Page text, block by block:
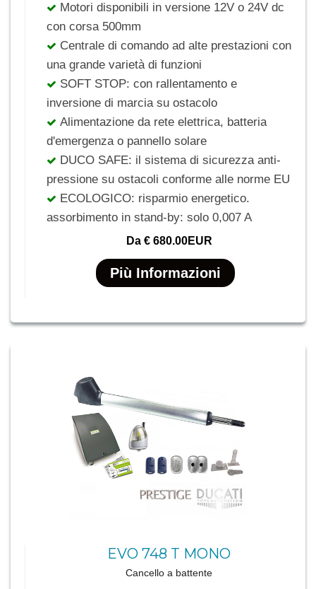
Motori disponibili in versione 12V o 24V dc
con corsa 500mm
Centrale di comando ad alte prestazioni con
una grande varietà di funzioni
SOFT STOP: con rallentamento e
inversione di marcia su ostacolo
Alimentazione da rete elettrica, batteria
d'emergenza o pannello solare
DUCO SAFE: il sistema di sicurezza anti-
pressione su ostacoli conforme alle norme EU
ECOLOGICO: risparmio energetico.
assorbimento in stand-by: solo 0,007 A
Da € 680.00EUR
Più Informazioni
EVO 748 T MONO
Cancello a battente